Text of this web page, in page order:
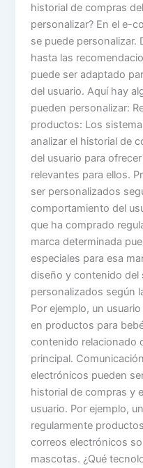
historial de compras
personalizar? En el e-
se puede personalizar.
hasta las
puede ser adaptado
del usuario. Aquí hay
pueden personalizar:
productos: Los
analizar el historial de
del usuario para
relevantes para ellos.
ser personalizados
comportamiento del
que ha comprado
marca determinada
especiales para esa
diseño y contenido del
personalizados según
Por ejemplo, un
en productos para
contenido relacionado
principal.
electrónicos pueden
historial de compras y
usuario. Por ejemplo,
regularmente
correos electrónicos
mascotas. ¿Qué